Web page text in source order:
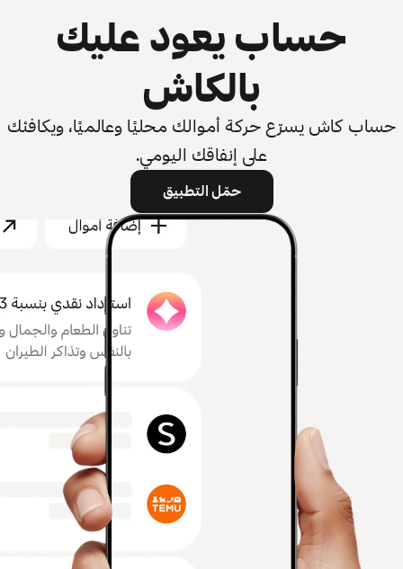
حساب يعود عليك
بالكاش
حساب كاش يسرّع حركة أموالك محليًا وعالميًا، ويكافئك
على إنفاقك اليومي.
حمّل التطبيق